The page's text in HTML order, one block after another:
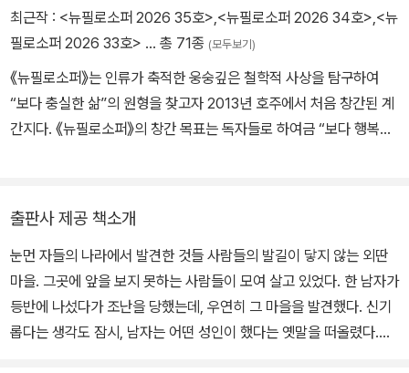
최근작 : <뉴필로소퍼 2026 35호>,<뉴필로소퍼 2026 34호>,<뉴
필로소퍼 2026 33호> … 총 71종 (모두보기)
《뉴필로소퍼》는 인류가 축적한 웅숭깊은 철학적 사상을 탐구하여
“보다 충실한 삶”의 원형을 찾고자 2013년 호주에서 처음 창간된 계
간지다. 《뉴필로소퍼》의 창간 목표는 독자들로 하여금 “보다 행복하
그 삶을 지지하는 정체성은 물론 문학, 철학, 역사, 예술 등 다양한 주
제에 대한 인문적 관점을 선보인다. 인문학과 철학적 관점을 삶으로
살아내기 위한 방법론을 제시하기 위해서는 독립성이 중요하다고 판
단해 2013년 창간 당시부터 광고 없는 잡지로 발간되고 있다. 《뉴필
로소퍼》 한국판 역시 이러한 정신을 발전시키기 위해 일체의 광고 없
출판사 제공 책소개
눈먼 자들의 나라에서 발견한 것들 사람들의 발길이 닿지 않는 외딴
마을. 그곳에 앞을 보지 못하는 사람들이 모여 살고 있었다. 한 남자가
등반에 나섰다가 조난을 당했는데, 우연히 그 마을을 발견했다. 신기
롭다는 생각도 잠시, 남자는 어떤 성인이 했다는 옛말을 떠올렸다.